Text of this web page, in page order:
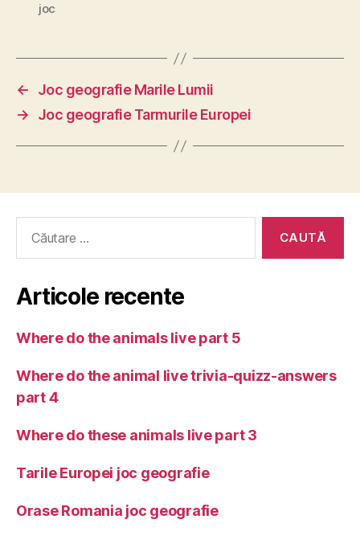
joc
←
Joc geografie Marile Lumii
→
Joc geografie Tarmurile Europei
după:
Articole recente
Where do the animals live part 5
Where do the animal live trivia-quizz-answers
part 4
Where do these animals live part 3
Tarile Europei joc geografie
Orase Romania joc geografie